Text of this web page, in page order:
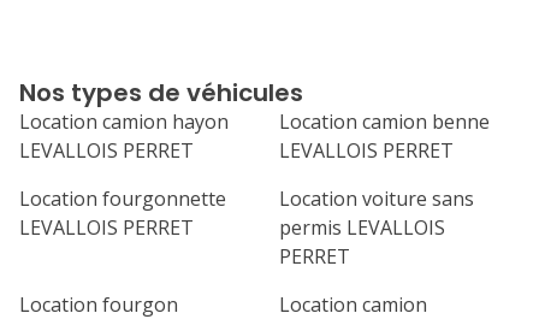
Nos types de véhicules
Location camion hayon
LEVALLOIS PERRET
Location camion benne
LEVALLOIS PERRET
Location fourgonnette
LEVALLOIS PERRET
Location voiture sans
permis LEVALLOIS
PERRET
Location fourgon
Location camion